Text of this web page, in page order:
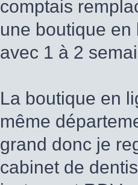
comptais
une boutique
avec 1 à 2
La boutique en
même
grand donc je
cabinet de